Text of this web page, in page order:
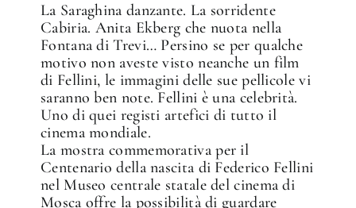
La Saraghina danzante. La sorridente
Cabiria. Anita Ekberg che nuota nella
Fontana di Trevi… Persino se per qualche
motivo non aveste visto neanche un film
di Fellini, le immagini delle sue pellicole vi
saranno ben note. Fellini è una celebrità.
Uno di quei registi artefici di tutto il
cinema mondiale.
La mostra commemorativa per il
Centenario della nascita di Federico Fellini
nel Museo centrale statale del cinema di
Mosca offre la possibilità di guardare